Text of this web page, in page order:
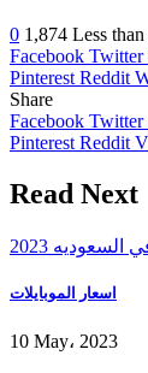
0 1,874 Less
Facebook Twitter
Pinterest Reddit
Share
Facebook Twitter
Pinterest Reddit
Read Next
2023
اسعار الموبايلات
10 May، 2023